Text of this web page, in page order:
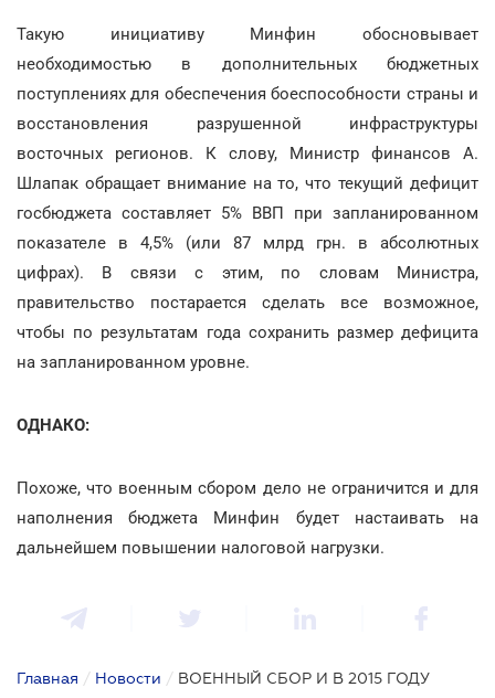
Такую инициативу Минфин обосновывает
необходимостью в дополнительных бюджетных
поступлениях для обеспечения боеспособности страны и
восстановления разрушенной инфраструктуры
восточных регионов. К слову, Министр финансов А.
Шлапак обращает внимание на то, что текущий дефицит
госбюджета составляет 5% ВВП при запланированном
показателе в 4,5% (или 87 млрд грн. в абсолютных
цифрах). В связи с этим, по словам Министра,
правительство постарается сделать все возможное,
чтобы по результатам года сохранить размер дефицита
на запланированном уровне.
ОДНАКО:
Похоже, что военным сбором дело не ограничится и для
наполнения бюджета Минфин будет настаивать на
дальнейшем повышении налоговой нагрузки.
Главная / Новости / ВОЕННЫЙ СБОР И В 2015 ГОДУ